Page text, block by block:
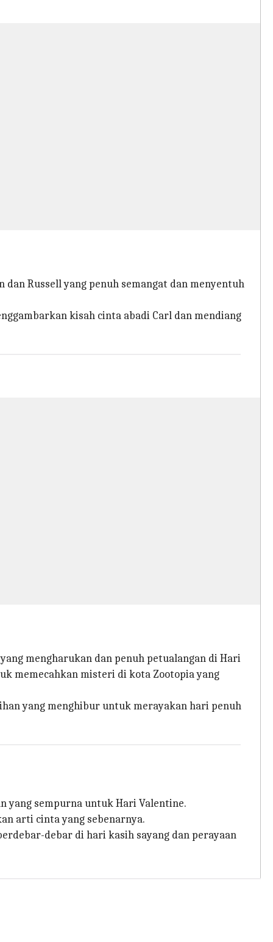
Russell yang penuh semangat dan menyentuh
kisah cinta abadi Carl dan mendiang
mengharukan dan penuh petualangan di Hari
memecahkan misteri di kota Zootopia yang
yang menghibur untuk merayakan hari penuh
yang sempurna untuk Hari Valentine.
arti cinta yang sebenarnya.
debar di hari kasih sayang dan perayaan